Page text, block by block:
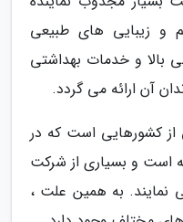
و زیبایی های طبیعی
بالا و خدمات بهداشتی
آن ارائه می گردد.
کشورهایی است که در
است و بسیاری از شرکت
نمایند. به همین علت ،